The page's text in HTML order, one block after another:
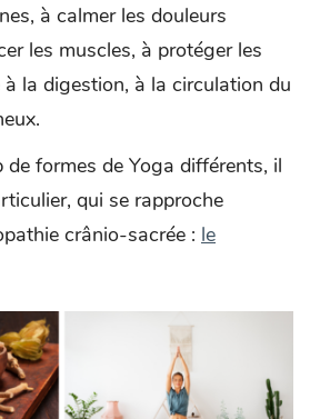
à calmer les douleurs
les muscles, à protéger les
la digestion, à la circulation du
de formes de Yoga différents, il
qui se rapproche
crânio-sacrée : le